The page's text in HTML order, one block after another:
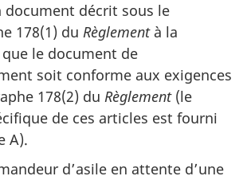
décrit sous le
178(1) du Règlementà la
le document de
soit conforme aux exigences
178(2) du Règlement(le
de ces articles est fourni
A).
d’asile en attente d’une